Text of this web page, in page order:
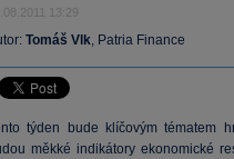
13:29
Tomáš Vlk, Patria Finance
týden bude klíčovým tématem
měkké indikátory ekonomické